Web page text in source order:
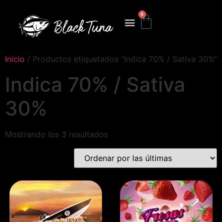
0
Inicio / Productos etiquetados “Indica 70% / Sativa 30%”
Indica 70% / Sativa
30%
Mostrando los 3 resultados